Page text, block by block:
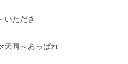
いただき
天晴～あっぱれ